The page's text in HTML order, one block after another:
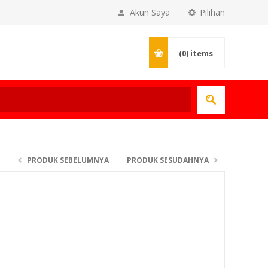
Pilihan
Akun Saya
(0) items
PRODUK SEBELUMNYA PRODUK SESUDAHNYA